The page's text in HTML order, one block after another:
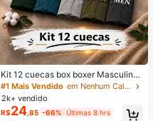
Kit 12 cuecas box boxer Masculinas
Premium Microfibra Confort Boxer o
u 4
#1 Mais Vendido
em Nenhum Calções de banho masculinos
2k+ vendido
R$24 ,85 -66% Últimas 8 hrs